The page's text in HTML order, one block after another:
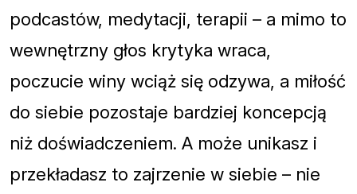
podcastów, medytacji, terapii – a mimo to
wewnętrzny głos krytyka wraca,
poczucie winy wciąż się odzywa, a miłość
do siebie pozostaje bardziej koncepcją
niż doświadczeniem. A może unikasz i
przekładasz to zajrzenie w siebie – nie